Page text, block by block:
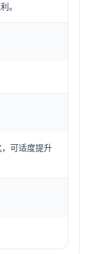
。
可适度提升